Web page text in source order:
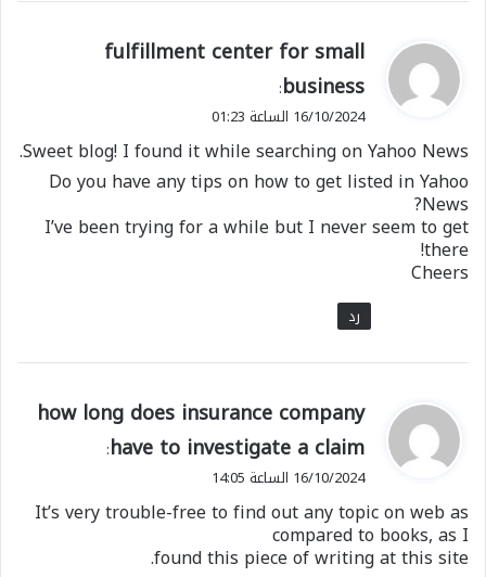
ي
و
ل
fulfillment center for small
business
:
16/10/2024 الساعة 01:23
Sweet blog! I found it while searching on Yahoo News.
Do you have any tips on how to get listed in Yahoo
News?
I’ve been trying for a while but I never seem to get
there!
Cheers
رد
ي
و
ل
how long does insurance company
have to investigate a claim
:
16/10/2024 الساعة 14:05
It’s very trouble-free to find out any topic on web as
compared to books, as I
found this piece of writing at this site.